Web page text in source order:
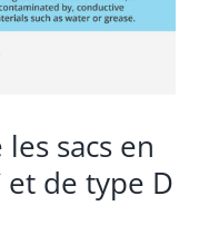
sacs en
et de type D